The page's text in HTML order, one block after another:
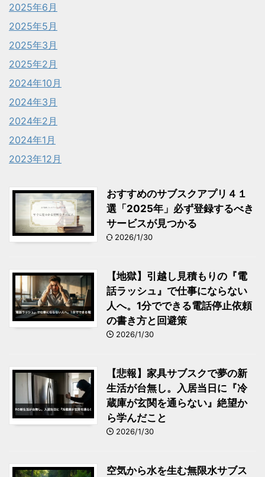
2025年6月
2025年5月
2025年3月
2025年2月
2024年10月
2024年3月
2024年2月
2024年1月
2023年12月
おすすめのサブスクアプリ４１
選「2025年」必ず登録するべき
サービスが見つかる
2026/1/30
【地獄】引越し見積もりの『電
話ラッシュ』で仕事にならない
人へ。1分でできる電話停止依頼
の書き方と回避策
2026/1/30
【悲報】家具サブスクで夢の新
生活が台無し。入居当日に『冷
蔵庫が玄関を通らない』絶望か
ら学んだこと
2026/1/30
空気から水を生む無限水サブス